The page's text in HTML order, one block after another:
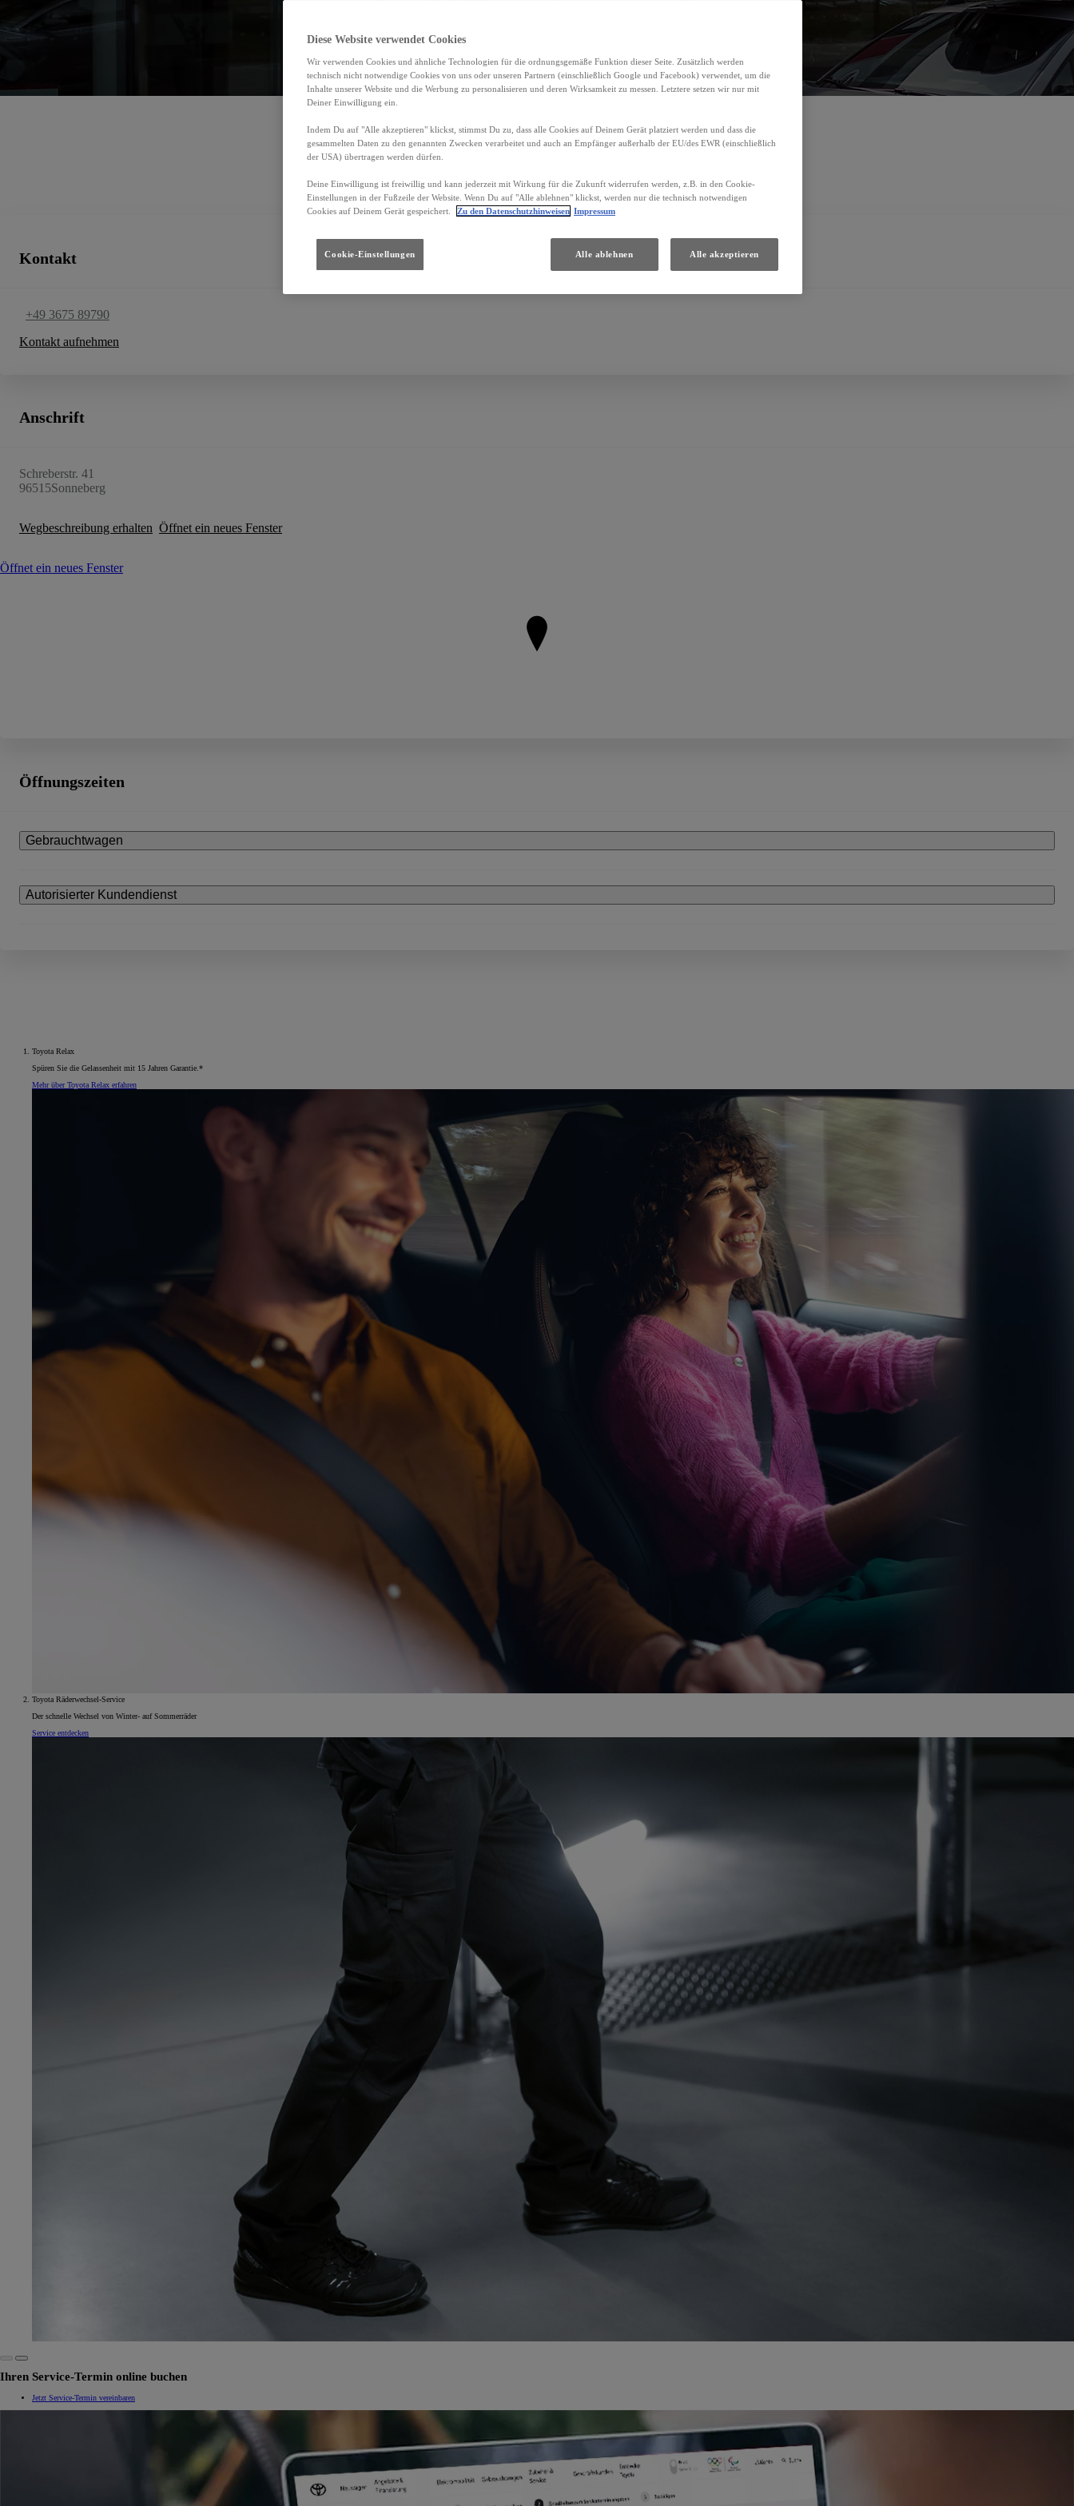
Hofmanns Autohaus Sonneberg
00CD4-2615C-70C72-B9C00-01340-3
Termin vereinbaren
E-Mail schreiben
Standorte und Öffnungszeiten
Kontakt
+49 3675 89790
Kontakt aufnehmen
Anschrift
Schreberstr. 41
96515Sonneberg
Wegbeschreibung erhalten Öffnet ein neues Fenster
Öffnet ein neues Fenster
Öffnungszeiten
Gebrauchtwagen
Autorisierter Kundendienst
Toyota Relax
Spüren Sie die Gelassenheit mit 15 Jahren Garantie.*
Mehr über Toyota Relax erfahren
Toyota Räderwechsel-Service
Der schnelle Wechsel von Winter- auf Sommerräder
Service entdecken
Ihren Service-Termin online buchen
Jetzt Service-Termin vereinbaren
Diese Website verwendet Cookies
Wir verwenden Cookies und ähnliche Technologien für die ordnungsgemäße Funktion dieser Seite. Zusätzlich werden
technisch nicht notwendige Cookies von uns oder unseren Partnern (einschließlich Google und Facebook) verwendet, um die
Inhalte unserer Website und die Werbung zu personalisieren und deren Wirksamkeit zu messen. Letztere setzen wir nur mit
Deiner Einwilligung ein.
Indem Du auf "Alle akzeptieren" klickst, stimmst Du zu, dass alle Cookies auf Deinem Gerät platziert werden und dass die
gesammelten Daten zu den genannten Zwecken verarbeitet und auch an Empfänger außerhalb der EU/des EWR (einschließlich
der USA) übertragen werden dürfen.
Deine Einwilligung ist freiwillig und kann jederzeit mit Wirkung für die Zukunft widerrufen werden, z.B. in den Cookie-
Einstellungen in der Fußzeile der Website. Wenn Du auf "Alle ablehnen" klickst, werden nur die technisch notwendigen
Cookies auf Deinem Gerät gespeichert.
Zu den Datenschutzhinweisen Impressum
Cookie-Einstellungen Alle ablehnen Alle akzeptieren